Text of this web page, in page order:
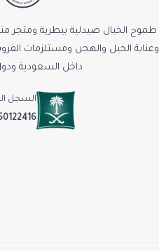
طموح الخيال صيدلية بيطرية
وعناية الخيل والهجن ومستلزمات
داخل السعودية
السجل